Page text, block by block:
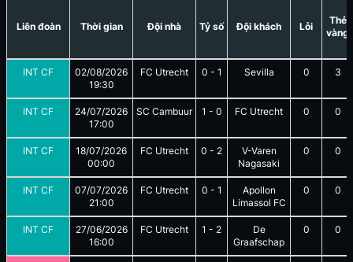
Liên đoàn Thời gian Đội nhà Tỷ số Đội khách Lỗi
Thẻ
vàng
INT CF
02/08/2026
19:30
FC Utrecht 0 - 1 Sevilla 0 3
INT CF
24/07/2026
17:00
SC Cambuur 1 - 0 FC Utrecht 0 0
INT CF
18/07/2026
00:00
FC Utrecht 0 - 2
V-Varen
Nagasaki
0 0
INT CF
07/07/2026
21:00
FC Utrecht 0 - 1
Apollon
Limassol FC
0 0
INT CF
27/06/2026
16:00
FC Utrecht 1 - 2
De
Graafschap
0 0